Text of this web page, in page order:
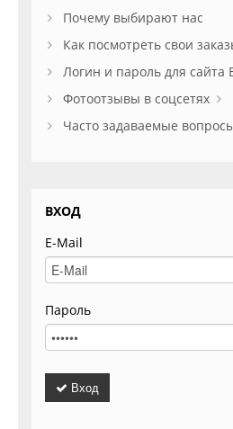
Почему выбирают нас
Как посмотреть свои
Логин и пароль для сайта
Фотоотзывы в соцсетях
Часто задаваемые
ВХОД
E-Mail
Пароль
Вход